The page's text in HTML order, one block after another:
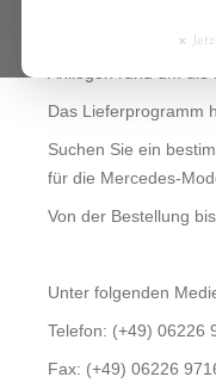
Ab 2020 bin nun
Ich bin bereits seit
Anliegen rund um
Das Lieferprogramm
Suchen Sie ein
für die Mercedes-
Von der Bestellung
Unter folgenden
Telefon: (+49) 06226
Fax: (+49) 06226
Czech Republic
Denmark
France
×